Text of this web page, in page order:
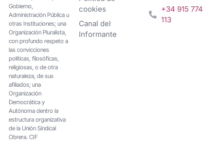
Gobierno,
Administración Pública u
otras Instituciones; una
Organización Pluralista,
con profundo respeto a
las convicciones
políticas, filosóficas,
religiosas, o de otra
naturaleza, de sus
afiliados; una
Organización
Democrática y
Autónoma dentro la
estructura organizativa
de la Unión Sindical
Obrera. CIF
cookies
Canal del
Informante
+34 915 774
113